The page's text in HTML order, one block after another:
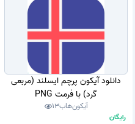
دانلود آیکون پرچم ایسلند (مربعی
گرد) با فرمت PNG
آیکون‌هاب13
رایگان